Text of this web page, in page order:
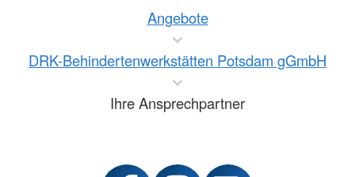
Angebote
DRK-Behindertenwerkstätten Potsdam gGmbH
Ihre Ansprechpartner